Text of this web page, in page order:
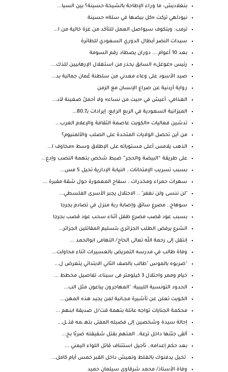
بنغلاديش: ما وراء الإطاحة بالشيخة حسينة؟ بين السيا...
نيودلهي تركت «كل بيضها في سلة» حسينة
ترمب: ويتكوف سيواصل العمل للتأكد من غزة خالية من ا...
سيدات النصر أبطال الدوري السعودي للطائرة
بعد 10 أعوام ... دوران يصطاد رقم السومة
رئيس «غوغل» السابق يحذر من استغلال الإرهابيين للذك...
صيد الأسود على وعاء معدني من سلطنة عُمان جمالية بد...
رواية أردنية عن صراع الإنسان مع الزمن
الغذامي: أعيش في «بيت من نساء» ولا أحملُ ضغينة لأد...
الميزانية السعودية في الربع الرابع: إيرادات بـ80.7...
تدشين فعاليات «الكويت عاصمة الثقافة والإعلام العرب...
من أين تحصل الولايات المتحدة على الصلب والألمنيوم؟
الذهب يلامس أعلى مستوياته على الإطلاق وسط «مخاوف ا...
على طريقة “البيضة والحجر” ضبط شخص بتهمة النصب وإدع...
بسبب تسريب الإمتحانات.. النيابة الإدارية تحيل 5 مس...
سهرات حمراء ومخدرات.. سفاح المعمورة حول شقة مقبرة ...
"لن ننسى ولن نغفر" .. الاحتلال يجبر الأسرى الفلسطي...
سوهاج.. مصرع سائق وإصابة ربة منزل في تصادم بجرجا
بسبب عود قصب مصرع طفل أثناء سحب عود قصب بجرجا
الشرع يرفض الطلب الجزائري بتسليم المقاتلين الجزائر...
إنتقل إلى رحمة الله تعالى الحاج/ التهامى ابوالحمد ...
وفاة طالب في مدرسه التمريض بالعسيرات اثناء محاولت...
"ضربوه بالموس "طالب بالصف الثاني الابتدائي يتعرض ل...
خيام وممر واحتلال 3 كيلومتر فى سيناء، تفاصيل مخطط ...
الحدود التونسية الليبية: "المهاجرون يباعون مثل الب...
الكـويت تعلن عن تأشيرة مجــانية لمن يجيد هذه المهن...
محكمة الجنايات تواجه عائلة بتهمة قت/ل صديقة ابنهم ...
إحالة سيدة وشخصين إلى فضيله المفتى بتهـ ـمه قتـ ـل...
ألقى جثتها داخل ترعة.. المتهم بقتل شقيقته ضربًا بح...
بعد حكم إعدامه.. تأجيل استئناف قاتل اللواء اليمني ...
تخيل يدفنوك بالغلط وتعيش داخل القبر خمس أيام كامل...
وفاة الأستاذ/ محمد شرقاوي سيلمان حميد